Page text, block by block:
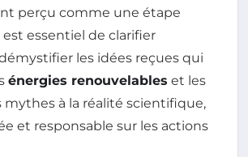
perçu comme une étape
essentiel de clarifier
les idées reçues qui
énergies renouvelables et les
mythes à la réalité scientifique,
et responsable sur les actions